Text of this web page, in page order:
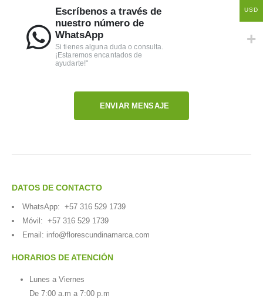
Escríbenos a través de
nuestro número de
WhatsApp
Si tienes alguna duda o consulta.
¡Estaremos encantados de
ayudarte!"
ENVIAR MENSAJE
DATOS DE CONTACTO
WhatsApp: +57 316 529 1739
Móvil: +57 316 529 1739
Email: info@florescundinamarca.com
HORARIOS DE ATENCIÓN
Lunes a Viernes
De 7:00 a.m a 7:00 p.m
USD